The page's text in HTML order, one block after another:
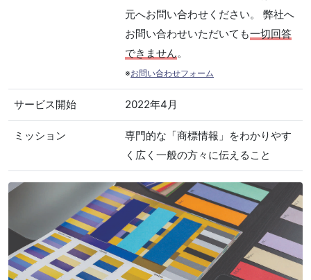
元へお問い合わせください。 弊社へ
お問い合わせいただいても一切回答
できません。
※お問い合わせフォーム
サービス開始 2022年4月
ミッション
専門的な「商標情報」をわかりやす
く広く一般の方々に伝えること